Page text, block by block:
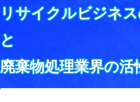
リサイクルビジネ
と
廃棄物処理業界の活